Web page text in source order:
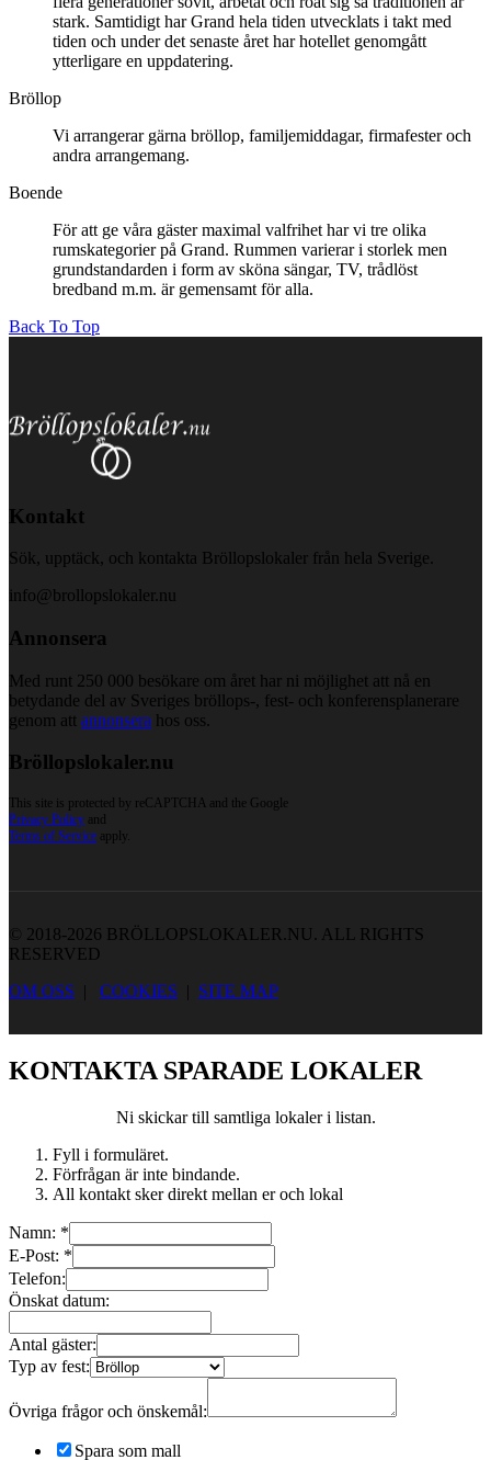
stark. Samtidigt har Grand hela tiden utvecklats i takt med
tiden och under det senaste året har hotellet genomgått
ytterligare en uppdatering.
Bröllop
Vi arrangerar gärna bröllop, familjemiddagar, firmafester och
andra arrangemang.
Boende
För att ge våra gäster maximal valfrihet har vi tre olika
rumskategorier på Grand. Rummen varierar i storlek men
grundstandarden i form av sköna sängar, TV, trådlöst
bredband m.m. är gemensamt för alla.
Back To Top
Kontakt
Sök, upptäck, och kontakta Bröllopslokaler från hela Sverige.
info@brollopslokaler.nu
Annonsera
Med runt 250 000 besökare om året har ni möjlighet att nå en
betydande del av Sveriges bröllops-, fest- och konferensplanerare
genom att annonsera hos oss.
Bröllopslokaler.nu
This site is protected by reCAPTCHA and the Google
Privacy Policy and
Terms of Service apply.
© 2018-2026 BRÖLLOPSLOKALER.NU. ALL RIGHTS
RESERVED
OM OSS | COOKIES | SITE MAP
KONTAKTA SPARADE LOKALER
Ni skickar till samtliga lokaler i listan.
Fyll i formuläret.
Förfrågan är inte bindande.
All kontakt sker direkt mellan er och lokal
Namn: *
E-Post: *
Telefon:
Önskat datum:
Antal gäster:
Typ av fest:
Övriga frågor och önskemål:
Spara som mall